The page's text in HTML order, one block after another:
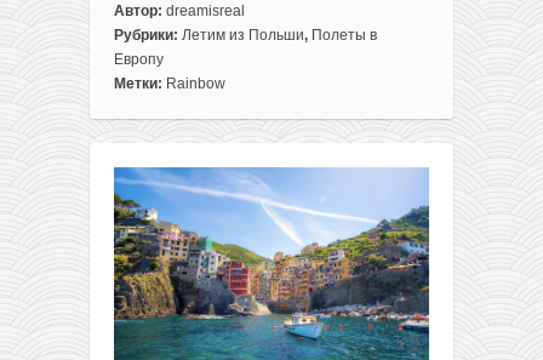
к
записи
Прямые
и
багажом:
из
Польши
на
Майорку
за
105€
туда-
обратно
Автор: dreamisreal
Рубрики: Летим из Польши, Полеты в
Европу
Метки: Rainbow